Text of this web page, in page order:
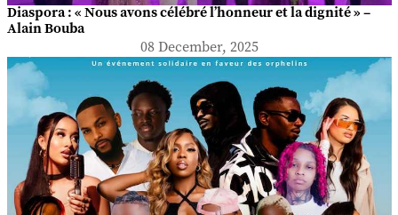
Diaspora : « Nous avons célébré l’honneur et la dignité » –
Alain Bouba
08 December, 2025